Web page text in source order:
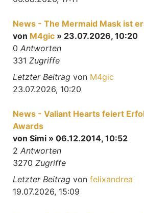
News - The Mermaid Mask ist
von M4gic » 23.07.2026, 10:20
0 Antworten
331 Zugriffe
Letzter Beitrag von M4gic
23.07.2026, 10:20
News - Valiant Hearts feiert
Awards
von Simi » 06.12.2014, 10:52
2 Antworten
3270 Zugriffe
Letzter Beitrag von felixandrea
19.07.2026, 15:09